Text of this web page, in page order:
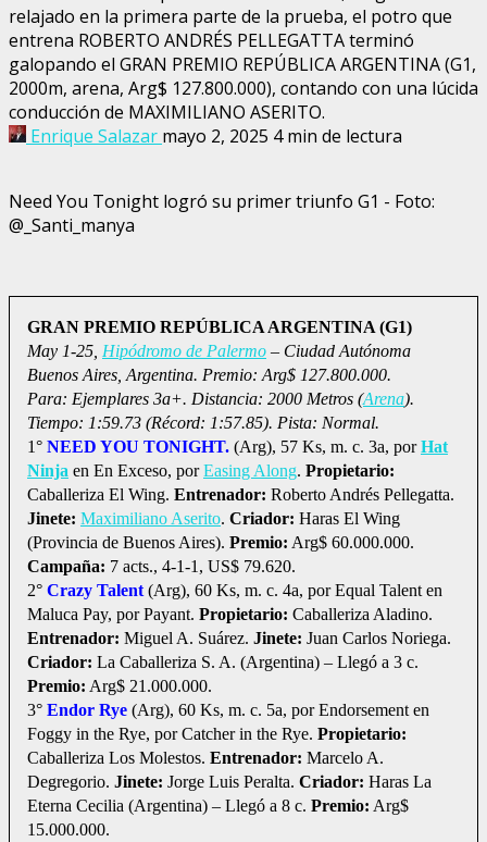
relajado en la primera parte de la prueba, el potro que
entrena ROBERTO ANDRÉS PELLEGATTA terminó
galopando el GRAN PREMIO REPÚBLICA ARGENTINA (G1,
2000m, arena, Arg$ 127.800.000), contando con una lúcida
conducción de MAXIMILIANO ASERITO.
Enrique Salazar mayo 2, 2025 4 min de lectura
Need You Tonight logró su primer triunfo G1 - Foto:
@_Santi_manya
GRAN PREMIO REPÚBLICA ARGENTINA (G1)
May 1-25, Hipódromo de Palermo – Ciudad Autónoma
Buenos Aires, Argentina. Premio: Arg$ 127.800.000.
Para: Ejemplares 3a+. Distancia: 2000 Metros (Arena).
Tiempo: 1:59.73 (Récord: 1:57.85). Pista: Normal.
1° NEED YOU TONIGHT. (Arg), 57 Ks, m. c. 3a, porHat
Ninja en En Exceso, porEasing Along. Propietario:
Caballeriza El Wing. Entrenador: Roberto Andrés Pellegatta.
Jinete: Maximiliano Aserito. Criador: Haras El Wing
(Provincia de Buenos Aires). Premio: Arg$ 60.000.000.
Campaña: 7 acts., 4-1-1, US$ 79.620.
2° Crazy Talent (Arg), 60 Ks, m. c. 4a, por Equal Talent en
Maluca Pay, por Payant. Propietario: Caballeriza Aladino.
Entrenador: Miguel A. Suárez. Jinete: Juan Carlos Noriega.
Criador: La Caballeriza S. A. (Argentina) – Llegó a 3 c.
Premio: Arg$ 21.000.000.
3° Endor Rye (Arg), 60 Ks, m. c. 5a, por Endorsement en
Foggy in the Rye, por Catcher in the Rye. Propietario:
Caballeriza Los Molestos. Entrenador: Marcelo A.
Degregorio. Jinete: Jorge Luis Peralta. Criador: Haras La
Eterna Cecilia (Argentina) – Llegó a 8 c. Premio: Arg$
15.000.000.